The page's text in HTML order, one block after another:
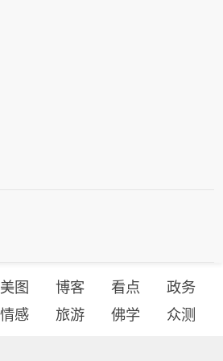
美图 博客 看点
政务
情感 旅游 佛学 众测